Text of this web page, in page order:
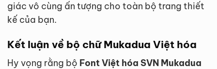
giác vô cùng ấn tượng cho toàn bộ trang thiết
kế của bạn.
Kết luận về bộ chữ Mukadua Việt hóa
Hy vọng rằng bộ Font Việt hóa SVN Mukadua